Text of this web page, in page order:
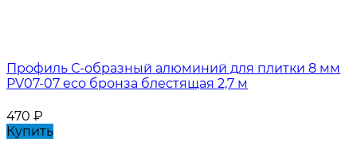
Профиль С-образный алюминий для плитки 8 мм
PV07-07 eco бронза блестящая 2,7 м
470 ₽
Купить